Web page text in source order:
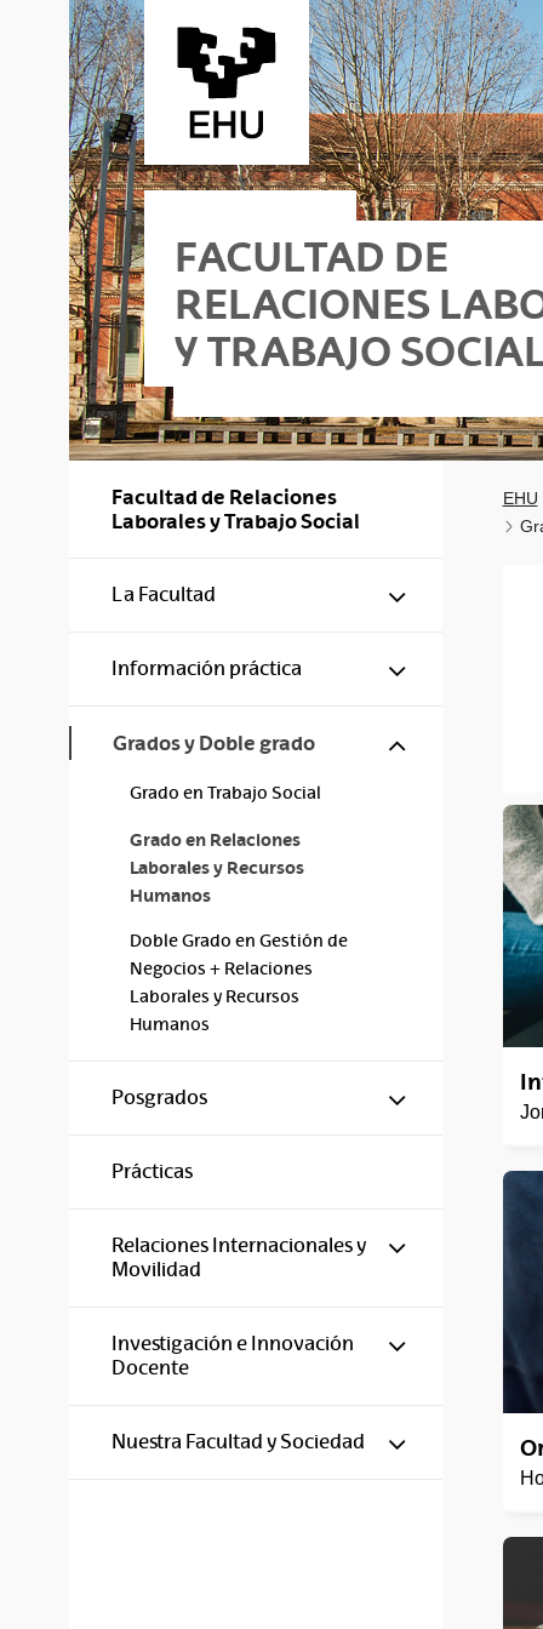
Saltar al contenido principal
- Vitoria-Gasteiz
FACULTAD DE
RELACIONES
Y TRABAJO
Facultad de Relaciones
Laborales y Trabajo Social
La Facultad Mostrar/
Información práctica Mostrar/
Grados y Doble grado Mostrar/
Grado en Trabajo Social
Grado en Relaciones
Laborales y Recursos
Humanos
Doble Grado en Gestión de
Negocios + Relaciones
Laborales y Recursos
Humanos
Posgrados Mostrar/
Prácticas
Relaciones Internacionales y
Movilidad
Mostrar/
Investigación e Innovación
Docente
Mostrar/
Nuestra Facultad y Sociedad Mostrar/
EHU